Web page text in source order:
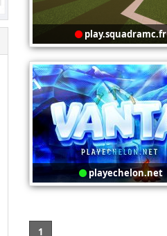
play.squadramc.fr
playechelon.net
1